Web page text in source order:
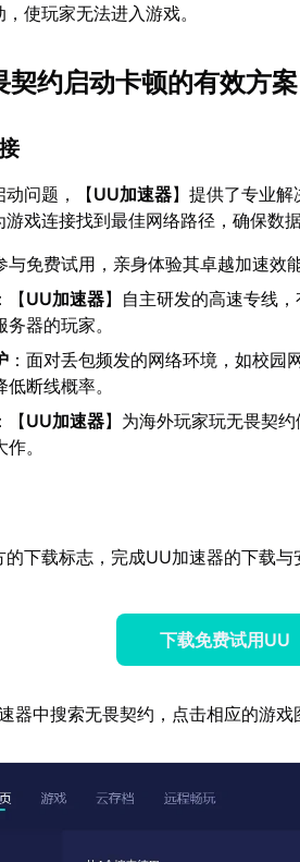
使玩家无法进入游戏。
契约启动卡顿的有效方案
动问题，【UU加速器】提供了专业解
戏连接找到最佳网络路径，确保数
与免费试用，亲身体验其卓越加速效
：【UU加速器】自主研发的高速专线
器的玩家。
：面对丢包频发的网络环境，如校园
断线概率。
【UU加速器】为海外玩家玩无畏契
。
下载标志，完成UU加速器的下载与
下载免费试用UU
器中搜索无畏契约，点击相应的游戏